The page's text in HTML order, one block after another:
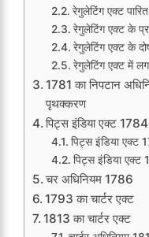
रेगुलेटिंग एक्ट
रेगुलेटिंग एक्ट के
रेगुलेटिंग एक्ट के
रेगुलेटिंग एक्ट में
1781 का निपटान
पृथक्करण
पिट्स इंडिया एक्ट
पिट्स इंडिया एक्ट
पिट्स इंडिया एक्ट
चर अधिनियम 1786
1793 का चार्टर एक्ट
1813 का चार्टर एक्ट